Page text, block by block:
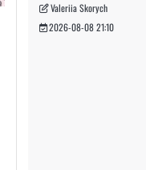
Valeriia Skorych
2026-08-08 21:10